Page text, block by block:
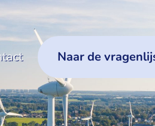
Naar de